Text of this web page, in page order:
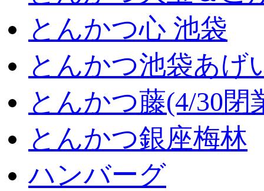
とんかつ心 池袋
とんかつ池袋あげ
とんかつ藤(4/30閉
とんかつ銀座梅林
ハンバーグ